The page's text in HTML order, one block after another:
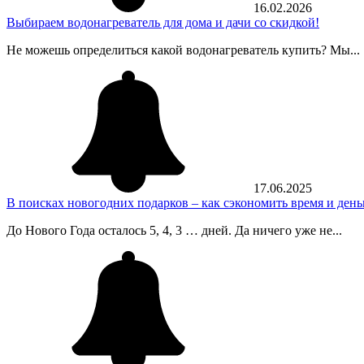
16.02.2026
Выбираем водонагреватель для дома и дачи со скидкой!
Не можешь определиться какой водонагреватель купить? Мы...
17.06.2025
В поисках новогодних подарков – как сэкономить время и
До Нового Года осталось 5, 4, 3 … дней. Да ничего уже не...